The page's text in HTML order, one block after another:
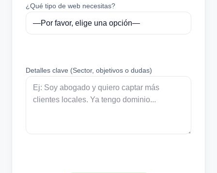
¿Qué tipo de web necesitas?
Detalles clave (Sector, objetivos o dudas)